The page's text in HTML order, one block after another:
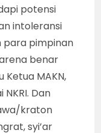
potensi
intoleransi
para pimpinan
benar
Ketua MAKN,
Dan
kraton
syi’ar